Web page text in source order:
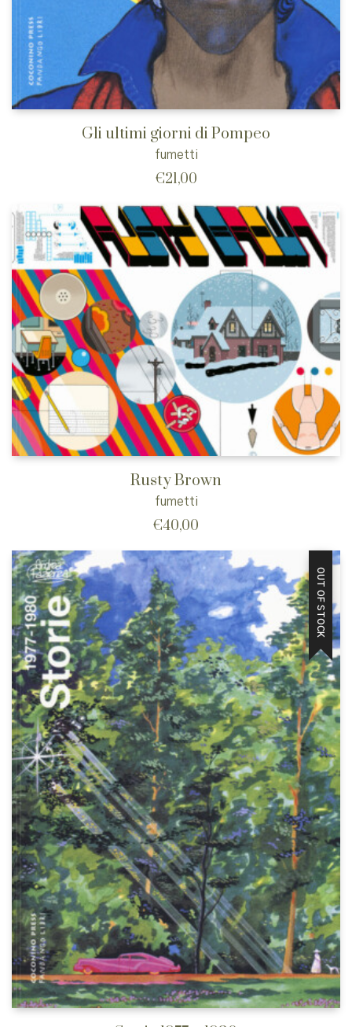
Gli ultimi giorni di Pompeo
fumetti
€21,00
Rusty Brown
fumetti
€40,00
OUT OF STOCK